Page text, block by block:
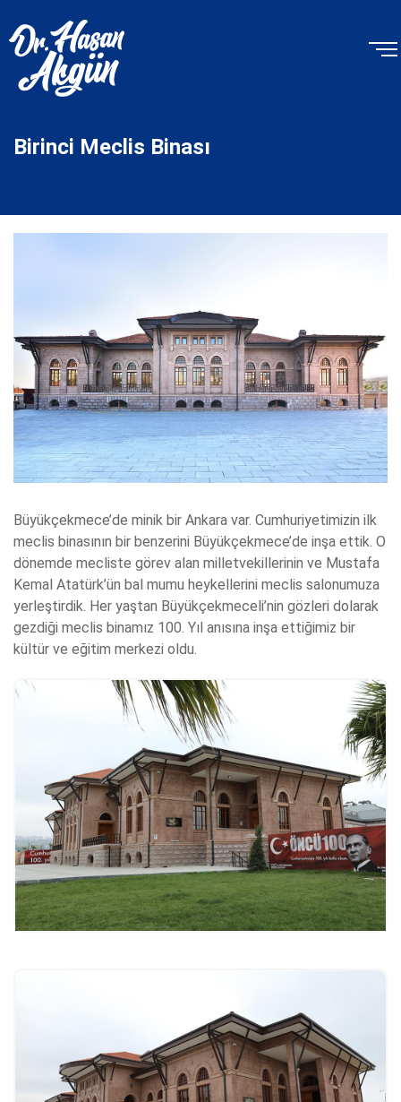
Birinci Meclis Binası
Büyükçekmece’de minik bir Ankara var. Cumhuriyetimizin ilk
meclis binasının bir benzerini Büyükçekmece’de inşa ettik. O
dönemde mecliste görev alan milletvekillerinin ve Mustafa
Kemal Atatürk’ün bal mumu heykellerini meclis salonumuza
yerleştirdik. Her yaştan Büyükçekmeceli’nin gözleri dolarak
gezdiği meclis binamız 100. Yıl anısına inşa ettiğimiz bir
kültür ve eğitim merkezi oldu.